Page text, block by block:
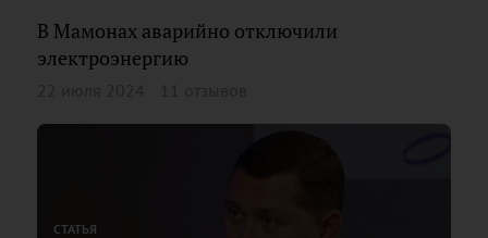
В Мамонах аварийно отключили
электроэнергию
СТАТЬЯ